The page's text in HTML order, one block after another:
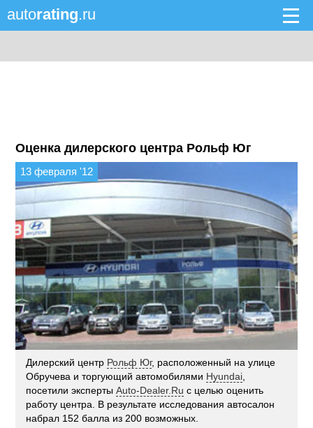
autorating.ru
Оценка дилерского центра Рольф Юг
13 февраля '12
Дилерский центр Рольф Юг, расположенный на улице
Обручева и торгующий автомобилями Hyundai
посетили экспертыAuto-Dealer.Ru с целью оценить
работу центра. В результате исследования автосалон
набрал 152 балла из 200 возможных.